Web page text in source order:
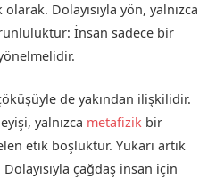
Dolayısıyla yön, yalnızca
İnsan sadece bir
de yakından ilişkilidir.
yalnızca metafizik bir
etik boşluktur. Yukarı artık
çağdaş insan için